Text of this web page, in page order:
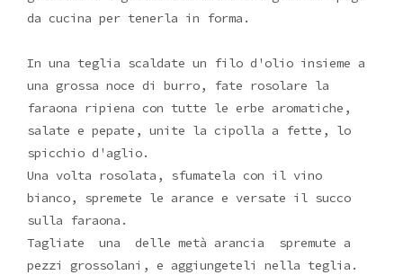
da cucina per tenerla in forma.
In una teglia scaldate un filo d'olio insieme a
una grossa noce di burro, fate rosolare la
faraona ripiena con tutte le erbe aromatiche,
salate e pepate, unite la cipolla a fette, lo
spicchio d'aglio.
Una volta rosolata, sfumatela con il vino
bianco, spremete le arance e versate il succo
sulla faraona.
Tagliate una delle metà arancia spremute a
pezzi grossolani, e aggiungeteli nella teglia.